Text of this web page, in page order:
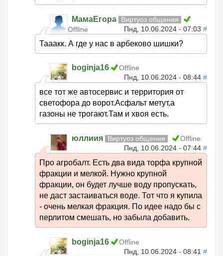
МамаЕгора
Виртуоз общения
Offline
Пнд, 10.06.2024 - 07:03 #
Тааакк. А где у нас в арбеково шишки?
boginja16
Offline
Пнд, 10.06.2024 - 08:44 #
все тот же автосервис и территория от
светофора до ворот.Асфальт метут,а
газоны не трогают.Там и хвоя есть.
юллиия Виртуоз общения
Offline
Пнд, 10.06.2024 - 07:44 #
Про агробалт. Есть два вида торфа крупной
фракции и мелкой. Нужно крупной
фракции, он будет лучше воду пропускать,
не даст застаиваться воде. Тот что я купила
- очень мелкая фракция. По идее надо бы с
перлитом смешать, но забыла добавить.
boginja16
Offline
Пнд, 10.06.2024 - 08:41 #